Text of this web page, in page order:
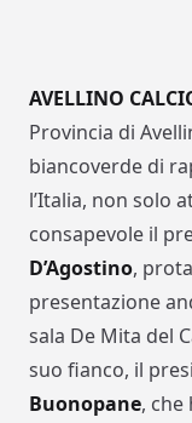
AVELLINO
Provincia di
biancoverde di
l’Italia, non solo
consapevole il
D’Agostino,
presentazione
sala De Mita del
suo fianco, il
Buonopane, che